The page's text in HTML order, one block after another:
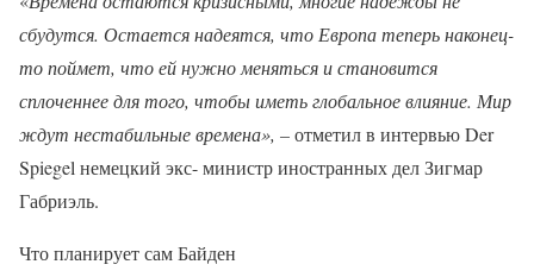
сбудутся. Остается надеятся, что Европа теперь наконец-
то поймет, что ей нужно меняться и становится
сплоченнее для того, чтобы иметь глобальное влияние. Мир
ждут нестабильные времена», –отметил в интервью Der
Spiegel немецкий экс- министр иностранных дел Зигмар
Габриэль.
Что планирует сам Байден